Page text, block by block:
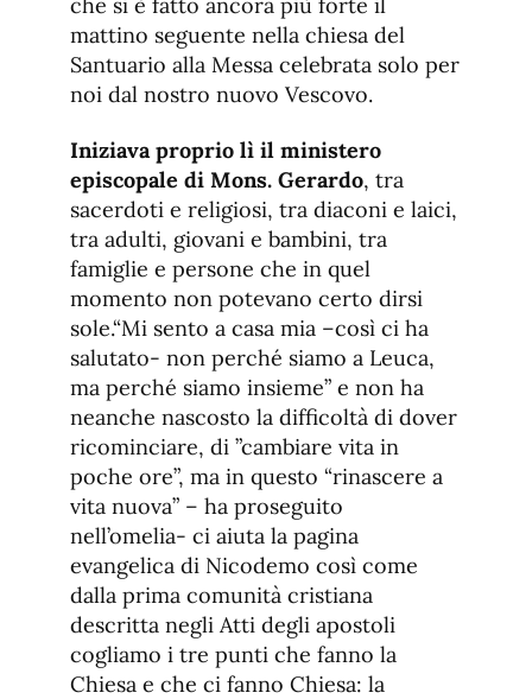
che si è fatto ancora più forte il
mattino seguente nella chiesa del
Santuario alla Messa celebrata solo per
noi dal nostro nuovo Vescovo.
Iniziava proprio lì il ministero
episcopale di Mons. Gerardo, tra
sacerdoti e religiosi, tra diaconi e laici,
tra adulti, giovani e bambini, tra
famiglie e persone che in quel
momento non potevano certo dirsi
sole.“Mi sento a casa mia –così ci ha
salutato- non perché siamo a Leuca,
ma perché siamo insieme” e non ha
neanche nascosto la difficoltà di dover
ricominciare, di ”cambiare vita in
poche ore”, ma in questo “rinascere a
vita nuova” – ha proseguito
nell’omelia- ci aiuta la pagina
evangelica di Nicodemo così come
dalla prima comunità cristiana
descritta negli Atti degli apostoli
cogliamo i tre punti che fanno la
Chiesa e che ci fanno Chiesa: la